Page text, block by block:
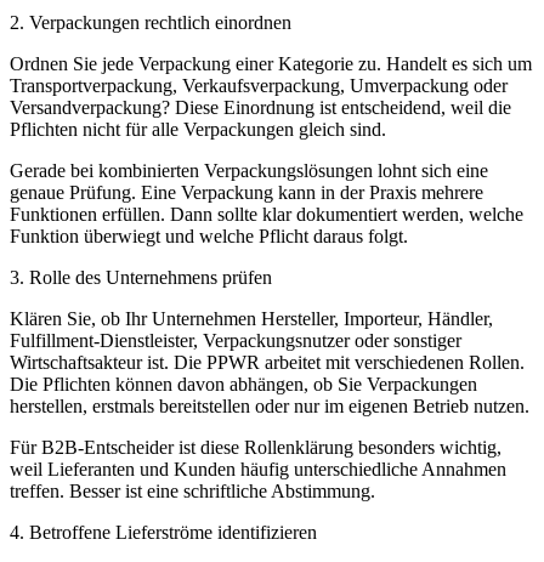
2. Verpackungen rechtlich einordnen
Ordnen Sie jede Verpackung einer Kategorie zu. Handelt es sich um
Transportverpackung, Verkaufsverpackung, Umverpackung oder
Versandverpackung? Diese Einordnung ist entscheidend, weil die
Pflichten nicht für alle Verpackungen gleich sind.
Gerade bei kombinierten Verpackungslösungen lohnt sich eine
genaue Prüfung. Eine Verpackung kann in der Praxis mehrere
Funktionen erfüllen. Dann sollte klar dokumentiert werden, welche
Funktion überwiegt und welche Pflicht daraus folgt.
3. Rolle des Unternehmens prüfen
Klären Sie, ob Ihr Unternehmen Hersteller, Importeur, Händler,
Fulfillment-Dienstleister, Verpackungsnutzer oder sonstiger
Wirtschaftsakteur ist. Die PPWR arbeitet mit verschiedenen Rollen.
Die Pflichten können davon abhängen, ob Sie Verpackungen
herstellen, erstmals bereitstellen oder nur im eigenen Betrieb nutzen.
Für B2B-Entscheider ist diese Rollenklärung besonders wichtig,
weil Lieferanten und Kunden häufig unterschiedliche Annahmen
treffen. Besser ist eine schriftliche Abstimmung.
4. Betroffene Lieferströme identifizieren